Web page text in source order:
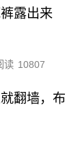
露出来
读 10807
翻墙，布